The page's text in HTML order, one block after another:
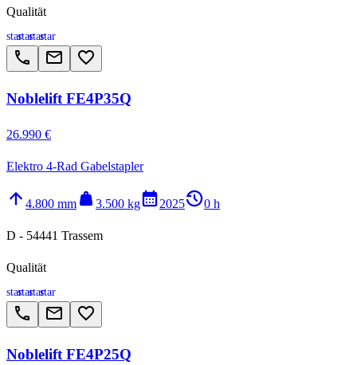
Qualität
starstarstarstar
call email favorite_border
Noblelift FE4P35Q
26.990 €
Elektro 4-Rad Gabelstapler
arrow_upward 4.800 mm weight 3.500 kgcalendar_month2025history_20 h
D - 54441 Trassem
Qualität
starstarstarstar
call email favorite_border
Noblelift FE4P25Q